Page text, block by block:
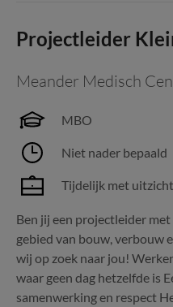
Projectleider
Meander Medisch
MBO
Niet nader bepaald
Tijdelijk met
Ben jij een projectleider
gebied van bouw, verbouw
wij op zoek naar jou!
waar geen dag hetzelfde is
samenwerking en respect